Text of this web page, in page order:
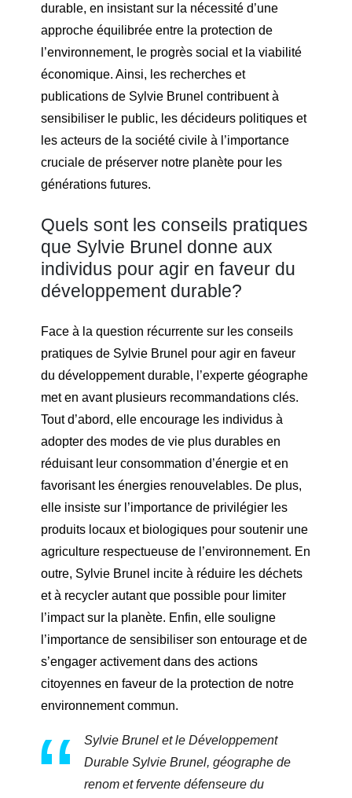
durable, en insistant sur la nécessité d’une
approche équilibrée entre la protection de
l’environnement, le progrès social et la viabilité
économique. Ainsi, les recherches et
publications de Sylvie Brunel contribuent à
sensibiliser le public, les décideurs politiques et
les acteurs de la société civile à l’importance
cruciale de préserver notre planète pour les
générations futures.
Quels sont les conseils pratiques
que Sylvie Brunel donne aux
individus pour agir en faveur du
développement durable?
Face à la question récurrente sur les conseils
pratiques de Sylvie Brunel pour agir en faveur
du développement durable, l’experte géographe
met en avant plusieurs recommandations clés.
Tout d’abord, elle encourage les individus à
adopter des modes de vie plus durables en
réduisant leur consommation d’énergie et en
favorisant les énergies renouvelables. De plus,
elle insiste sur l’importance de privilégier les
produits locaux et biologiques pour soutenir une
agriculture respectueuse de l’environnement. En
outre, Sylvie Brunel incite à réduire les déchets
et à recycler autant que possible pour limiter
l’impact sur la planète. Enfin, elle souligne
l’importance de sensibiliser son entourage et de
s’engager activement dans des actions
citoyennes en faveur de la protection de notre
environnement commun.
Sylvie Brunel et le Développement
Durable Sylvie Brunel, géographe de
renom et fervente défenseure du